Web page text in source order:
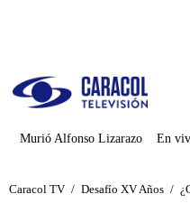
Murió Alfonso Lizarazo En
Caracol TV / Desafío XV Años /